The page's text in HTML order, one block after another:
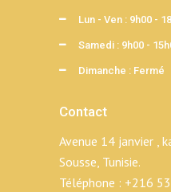
Lun - Ven : 9h00 -
Samedi : 9h00 -
Dimanche : Fermé
Contact
Avenue 14 janvier ,
Sousse, Tunisie.
Téléphone : +216